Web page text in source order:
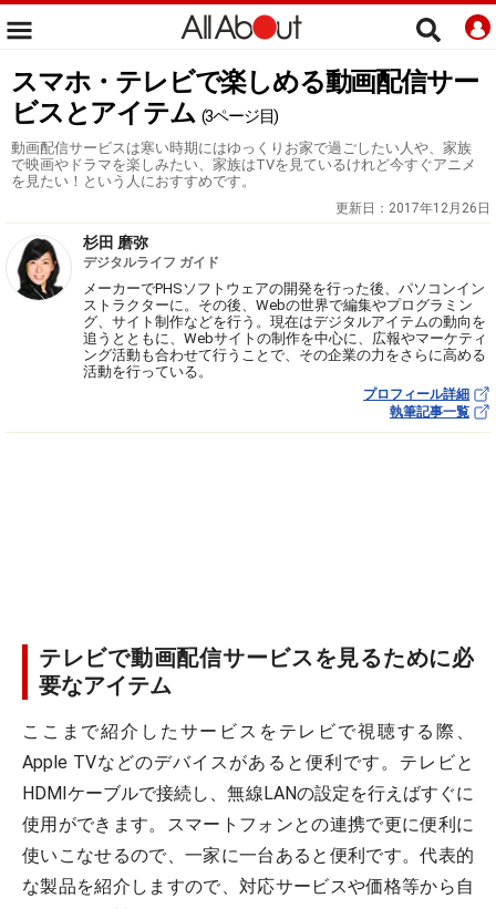
スマホ・テレビで楽しめる動画配信サー
ビスとアイテム (3ページ目)
動画配信サービスは寒い時期にはゆっくりお家で過ごしたい人や、家族
で映画やドラマを楽しみたい、家族はTVを見ているけれど今すぐアニメ
を見たい！という人におすすめです。
更新日： 2017年12月26日
杉田 磨弥
デジタルライフ ガイド
メーカーでPHSソフトウェアの開発を行った後、パソコンイン
ストラクターに。その後、Webの世界で編集やプログラミン
グ、サイト制作などを行う。現在はデジタルアイテムの動向を
追うとともに、Webサイトの制作を中心に、広報やマーケティ
ング活動も合わせて行うことで、その企業の力をさらに高める
活動を行っている。
プロフィール詳細
執筆記事一覧
テレビで動画配信サービスを見るために必
要なアイテム
ここまで紹介したサービスをテレビで視聴する際、
Apple TVなどのデバイスがあると便利です。テレビと
HDMIケーブルで接続し、無線LANの設定を行えばすぐに
使用ができます。スマートフォンとの連携で更に便利に
使いこなせるので、一家に一台あると便利です。代表的
な製品を紹介しますので、対応サービスや価格等から自